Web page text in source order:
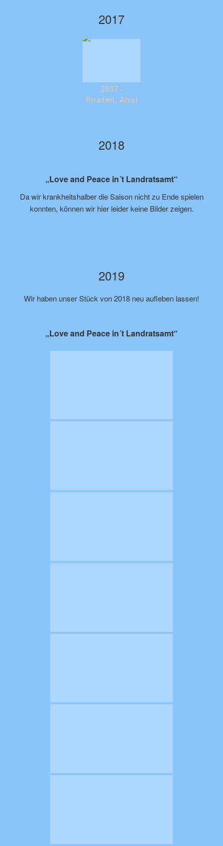
2017
2017 -
Piraten, Ahoi
2018
„Love and Peace in´t Landratsamt“
Da wir krankheitshalber die Saison nicht zu Ende spielen
konnten, können wir hier leider keine Bilder zeigen.
2019
Wir haben unser Stück von 2018 neu aufleben lassen!
„Love and Peace in´t Landratsamt“